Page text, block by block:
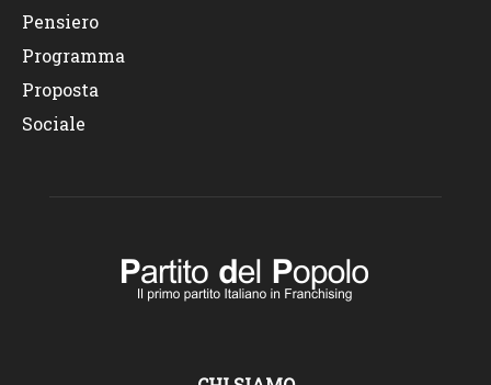
Pensiero
Programma
Proposta
Sociale